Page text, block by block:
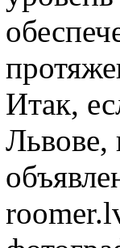
Итак,
Львове,